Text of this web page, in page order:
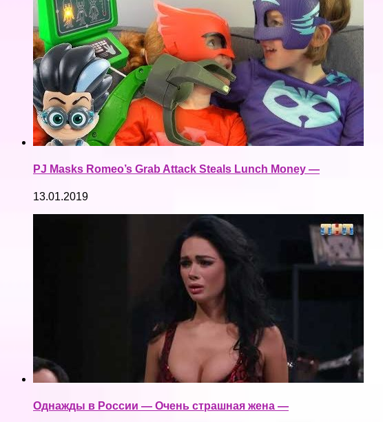
PJ Masks Romeo’s Grab Attack Steals Lunch Money —
13.01.2019
Однажды в России — Очень страшная жена —